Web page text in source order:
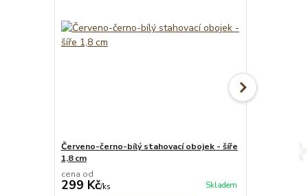
Červeno-černo-bílý stahovací obojek - šíře
1,8 cm
cena od
299 Kč/ks Skladem